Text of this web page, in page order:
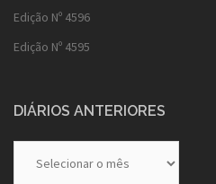
Edição Nº 4596
Edição Nº 4595
DIÁRIOS ANTERIORES
Anteriores